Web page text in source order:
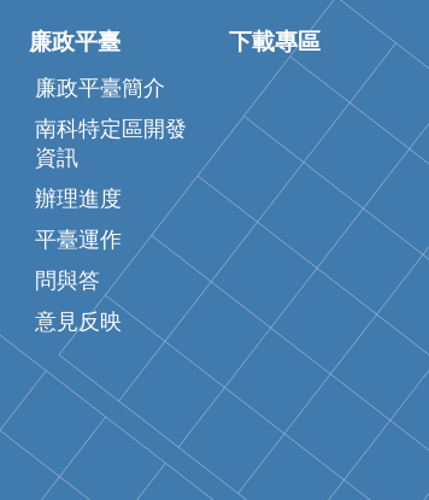
廉政平臺
廉政平臺簡介
南科特定區開發
資訊
辦理進度
平臺運作
問與答
意見反映
下載專區